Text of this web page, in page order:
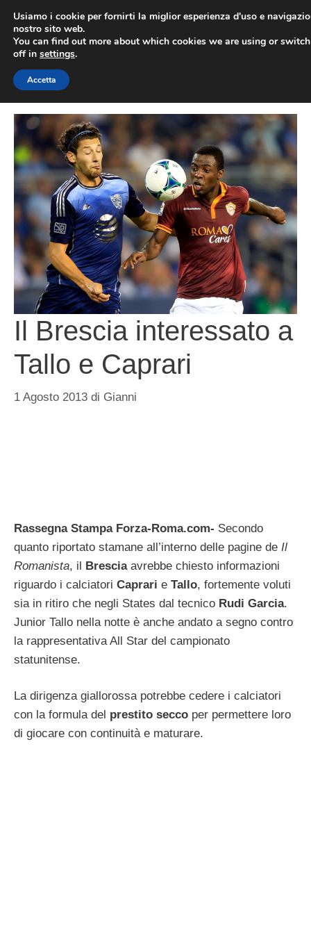
contenuto
Il Brescia interessato a
Tallo e Caprari
1 Agosto 2013 di Gianni
Rassegna Stampa Forza-Roma.com- Secondo
quanto riportato stamane all’interno delle pagine de Il
Romanista, il Bresciaavrebbe chiesto informazioni
riguardo i calciatori Caprari e Tallo, fortemente voluti
sia in ritiro che negli States dal tecnico Rudi Garcia.
Junior Tallo nella notte è anche andato a segno contro
la rappresentativa All Star del campionato
statunitense.
La dirigenza giallorossa potrebbe cedere i calciatori
con la formula del prestito secco per permettere loro
di giocare con continuità e maturare.
Usiamo i cookie per fornirti la miglior esperienza d'uso e
nostro sito web.
You can find out more about which cookies we are using or
off in settings.
Accetta